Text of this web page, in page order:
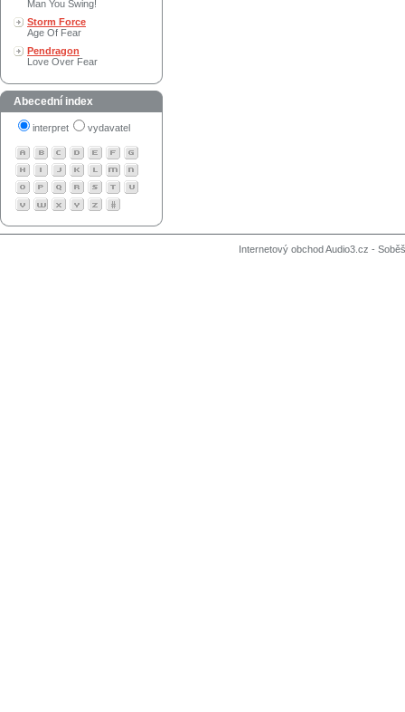
Man You Swing!
Storm Force
Age Of Fear
Pendragon
Love Over Fear
Abecední index
interpret vydavatel
Internetový obchod Audio3.cz -